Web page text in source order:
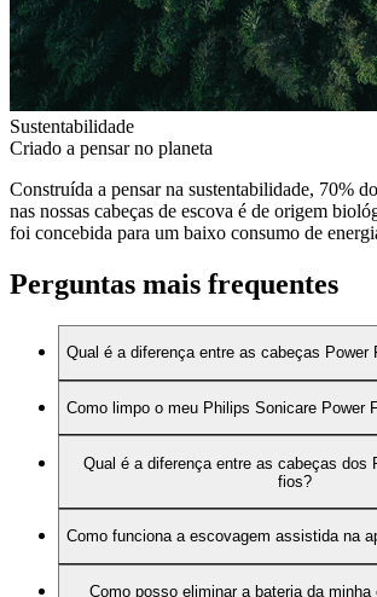
Sustentabilidade
Criado a pensar no planeta
Construída a pensar na sustentabilidade, 70%
nas nossas cabeças de escova é de origem
foi concebida para um baixo consumo de
Perguntas mais frequentes
Qual é a diferença entre as cabeças Power
Como limpo o meu Philips Sonicare Power
Qual é a diferença entre as cabeças dos
fios?
Como funciona a escovagem assistida na
Como posso eliminar a bateria da